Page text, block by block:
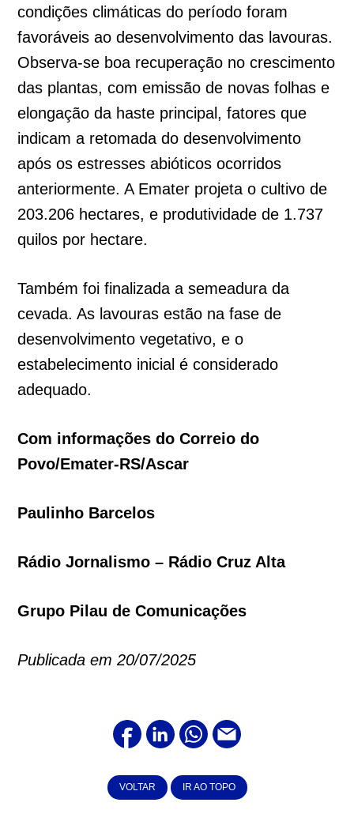
condições climáticas do período foram
favoráveis ao desenvolvimento das lavouras.
Observa-se boa recuperação no crescimento
das plantas, com emissão de novas folhas e
elongação da haste principal, fatores que
indicam a retomada do desenvolvimento
após os estresses abióticos ocorridos
anteriormente. A Emater projeta o cultivo de
203.206 hectares, e produtividade de 1.737
quilos por hectare.
Também foi finalizada a semeadura da
cevada. As lavouras estão na fase de
desenvolvimento vegetativo, e o
estabelecimento inicial é considerado
adequado.
Com informações do Correio do
Povo/Emater-RS/Ascar
Paulinho Barcelos
Rádio Jornalismo – Rádio Cruz Alta
Grupo Pilau de Comunicações
Publicada em 20/07/2025
VOLTAR IR AO TOPO